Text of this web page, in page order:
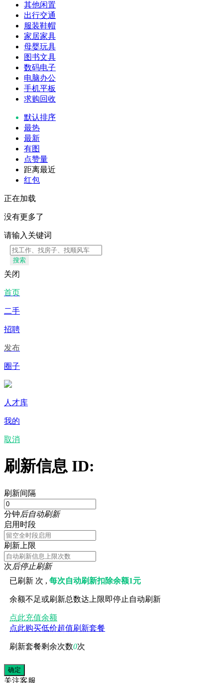
其他闲置
出行交通
服装鞋帽
家居家具
母婴玩具
图书文具
数码电子
电脑办公
手机平板
求购回收
默认排序
最热
最新
有图
点赞量
距离最近
红包
正在加载
没有更多了
请输入关键词
搜索
关闭
首页
二手
招聘
发布
圈子
人才库
我的
取消
刷新信息 ID:
刷新间隔
分钟后自动刷新
启用时段
刷新上限
次后停止刷新
已刷新 次 ,每次自动刷新扣除余额1元
余额不足或刷新总数达上限即停止自动刷新
点此充值余额
点此购买低价超值刷新套餐
刷新套餐剩余次数0次
关注客服